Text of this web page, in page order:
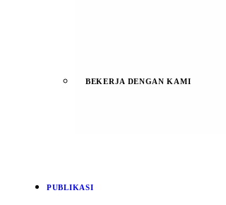
BEKERJA DENGAN KAMI
PUBLIKASI